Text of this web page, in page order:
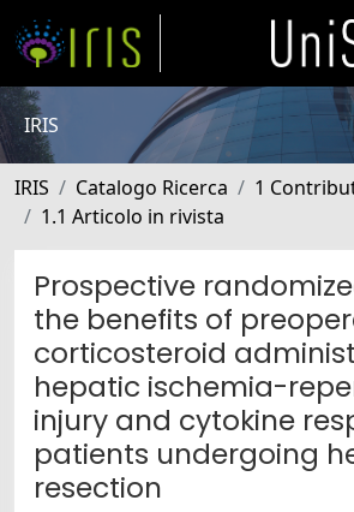
IRIS
IRIS Catalogo Ricerca
1
1.1 Articolo in rivista
Prospective
the benefits of
corticosteroid
hepatic ischemia-
injury and cytokine
patients undergoing
resection